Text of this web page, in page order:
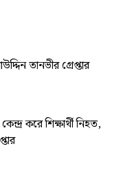
তানভীর গ্রেপ্তার
করে শিক্ষার্থী নিহত,